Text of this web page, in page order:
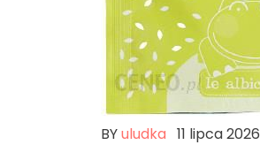
BYuludka 11 lipca 2026